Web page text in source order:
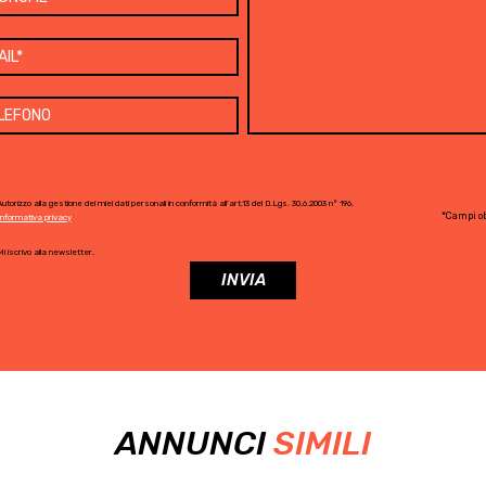
alla gestione dei miei dati personali in conformità all'art.13 del D.Lgs. 30.6.2003 n° 196.
privacy
iscrivo alla newsletter.
*Campi
ANNUNCISIMILI